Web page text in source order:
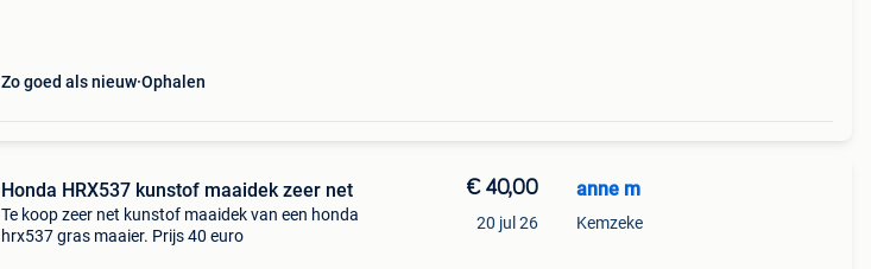
Zo goed als nieuw Ophalen
Honda HRX537 kunstof maaidek zeer net
Te koop zeer net kunstof maaidek van een honda
hrx537 gras maaier. Prijs 40 euro
€ 40,00
20 jul 26
anne m
Kemzeke